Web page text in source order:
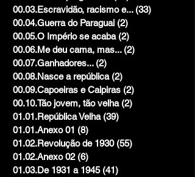
00.03.Escravidão, racismo e... (33)
00.04.Guerra do Paraguai (2)
00.05.O Império se acaba (2)
00.06.Me deu cama, mas... (2)
00.07.Ganhadores... (2)
00.08.Nasce a república (2)
00.09.Capoeiras e Caipiras (2)
00.10.Tão jovem, tão velha (2)
01.01.República Velha (39)
01.01.Anexo 01 (8)
01.02.Revolução de 1930 (55)
01.02.Anexo 02 (6)
01.03.De 1931 a 1945 (41)